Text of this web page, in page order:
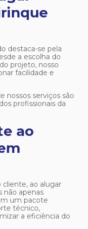
destaca-se pela
a escolha do
projeto, nosso
facilidade e
nossos serviços são
profissionais da
ao
ao alugar
não apenas
um pacote
técnico,
a eficiência do